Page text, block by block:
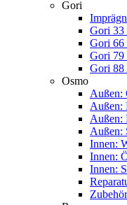
Gori
Gori 33
Gori 66
Gori 79
Gori 88
Osmo
Außen:
Außen:
Außen:
Außen:
Innen:
Innen:
Innen:
Zubehör